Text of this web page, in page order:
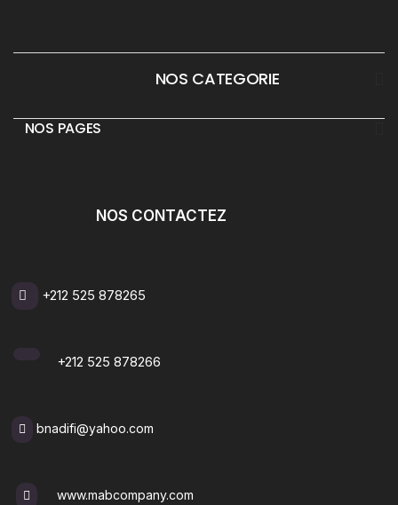
NOS CATEGORIE
NOS PAGES
NOS CONTACTEZ
+212 525 878265
+212 525 878266
bnadifi@yahoo.com
www.mabcompany.com